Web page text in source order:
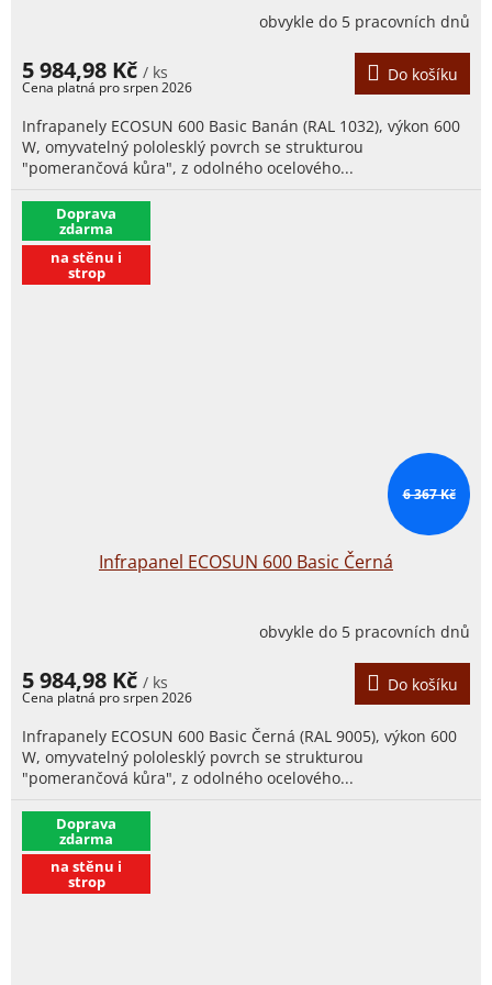
obvykle do 5 pracovních dnů
5 984,98 Kč / ks Do košíku
Infrapanely ECOSUN 600 Basic Banán (RAL 1032), výkon 600
W, omyvatelný pololesklý povrch se strukturou
"pomerančová kůra", z odolného ocelového...
​Doprava
zdarma
na stěnu i
strop
6 367 Kč
Infrapanel ECOSUN 600 Basic Černá
obvykle do 5 pracovních dnů
5 984,98 Kč / ks Do košíku
Infrapanely ECOSUN 600 Basic Černá (RAL 9005), výkon 600
W, omyvatelný pololesklý povrch se strukturou
"pomerančová kůra", z odolného ocelového...
​Doprava
zdarma
na stěnu i
strop